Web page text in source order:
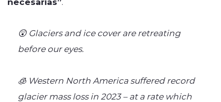
😲 Glaciers and ice cover are retreating
before our eyes.
🧊 Western North America suffered record
glacier mass loss in 2023 – at a rate which